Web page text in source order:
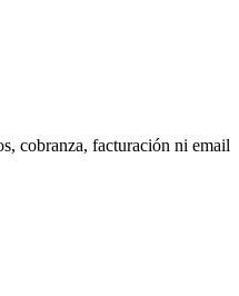
cobranza, facturación ni email